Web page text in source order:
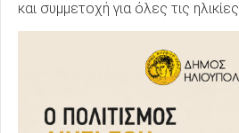
και συμμετοχή για όλες τις ηλικίες.